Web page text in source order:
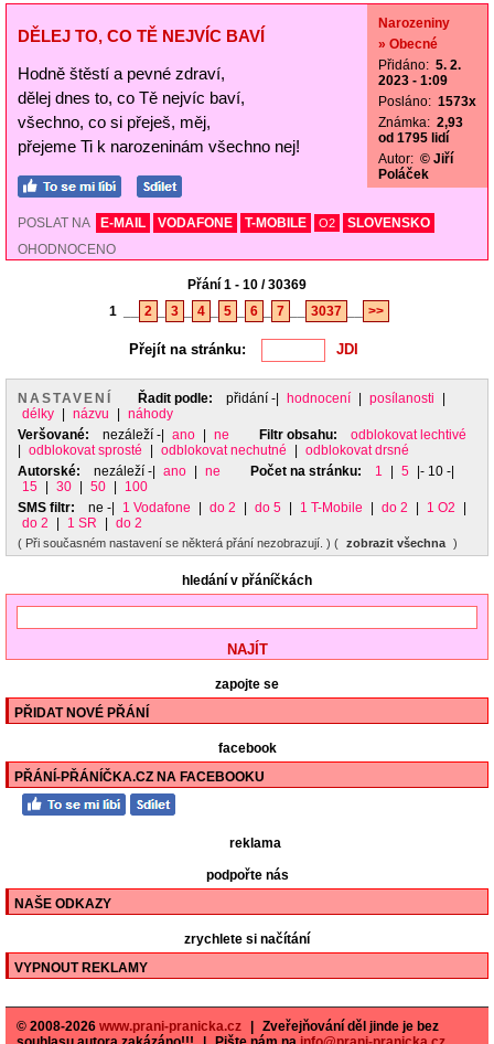
DĚLEJ TO, CO TĚ NEJVÍC BAVÍ
Hodně štěstí a pevné zdraví,
dělej dnes to, co Tě nejvíc baví,
všechno, co si přeješ, měj,
přejeme Ti k narozeninám všechno nej!
Narozeniny
» Obecné
Přidáno: 5. 2.
2023 - 1:09
Posláno: 1573x
Známka: 2,93
od 1795 lidí
Autor: © Jiří
Poláček
POSLAT NA E-MAIL VODAFONE T-MOBILE O2
SLOVENSKO
OHODNOCENO
Přání 1 - 10 / 30369
1
2 3 4 5 6 7 3037 >>
Přejít na stránku:
NASTAVENÍ Řadit podle: přidání -| hodnocení posílanosti
délky
názvu
náhody
Veršované:
nezáleží -| ano ne Filtr obsahu:
odblokovat lechtivé
odblokovat sprosté odblokovat nechutné
odblokovat drsné
Autorské:
nezáleží -| ano ne Počet na stránku: 1 5
|- 10 -|
15
30 50
100
SMS filtr:
ne -| 1 Vodafone do 2 do 5 1 T-Mobile do 2 1 O2
do 2
1 SR do 2
( Při současném nastavení se některá přání nezobrazují. ) ( zobrazit všechna )
hledání v přáníčkách
zapojte se
PŘIDAT NOVÉ PŘÁNÍ
facebook
PŘÁNÍ-PŘÁNÍČKA.CZ NA FACEBOOKU
reklama
podpořte nás
NAŠE ODKAZY
zrychlete si načítání
VYPNOUT REKLAMY
© 2008-2026 www.prani-pranicka.cz
Zveřejňování děl jinde je bez